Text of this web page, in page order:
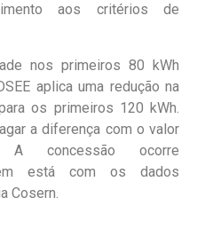
aos critérios de
nos primeiros 80 kWh
aplica uma redução na
os primeiros 120 kWh.
a diferença com o valor
concessão ocorre
está com os dados
Cosern.